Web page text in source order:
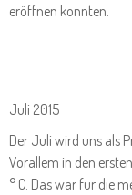
eröffnen konnten.
Juli 2015
Der Juli wird uns als
Vorallem in den
° C. Das war für die